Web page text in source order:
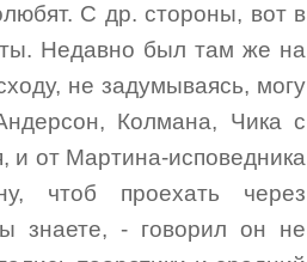
С др. стороны, вот в
Недавно был там же на
не задумываясь, могу
Колмана, Чика с
и от Мартина-исповедника
чтоб проехать через
знаете, - говорил он не